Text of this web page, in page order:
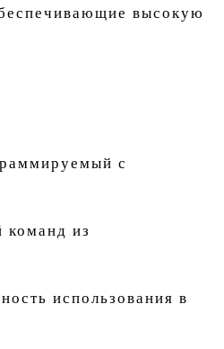
высокую
с
команд из
использования в